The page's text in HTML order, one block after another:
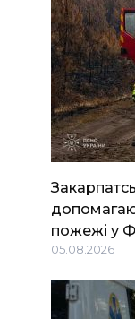
пожежі у
05.08.2026